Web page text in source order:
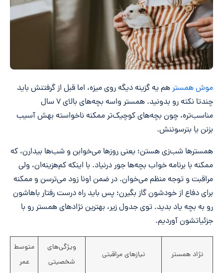
موش همسترهم یه گزینه دیگه روی میزه، اما قبل از گرفتنش باید
چندتا نکته رو بدونید. همستر واسه بچه‌های بالای ۷ سال
مناسب‌تره، چون بچه‌های کوچیک‌تر ممکنه ناخواسته بهش آسیب
بزنن یا بترسوننش.
همسترها شب‌زی هستن؛ یعنی روزها می‌خوابن و شب‌ها بیدارن، که
ممکنه با برنامه خواب بچه‌ها جور درنیاد. با اینکه کم‌هزینه‌ان، ولی
مراقبت و توجه منظم می‌خوان. در ضمن اونا زود می‌ترسن و ممکنه
برای دفاع از خودشون گاز بگیرن؛ پس باید راه درست رفتار باهاشون
رو به بچه یاد بدید. توی جدول زیر، بهترین نژادهای همستر رو با
جزئیاتشون آوردیم.
نژاد همستر نیازهای مراقبتی
ویژگی‌های
شخصیتی
متوسط
عمر